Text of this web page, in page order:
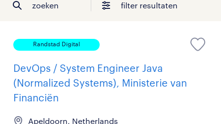
zoeken filter resultaten
Randstad Digital
DevOps / System Engineer Java
(Normalized Systems), Ministerie van
Financiën
Apeldoorn, Netherlands